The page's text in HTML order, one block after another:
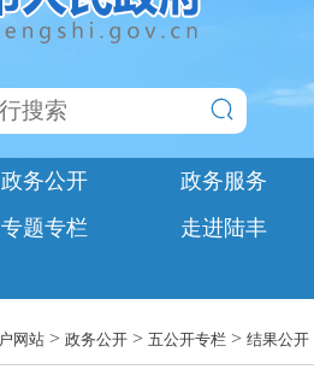
政务公开
政务服务
专题专栏
走进陆丰
网站> 政务公开> 五公开专栏> 结果公开